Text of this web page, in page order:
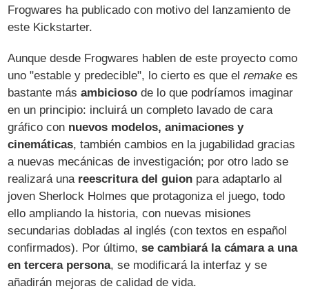
Frogwares ha publicado con motivo del lanzamiento de
este Kickstarter.
Aunque desde Frogwares hablen de este proyecto como
uno "estable y predecible", lo cierto es que elremake es
bastante másambicioso de lo que podríamos imaginar
en un principio: incluirá un completo lavado de cara
gráfico con nuevos modelos, animaciones y
cinemáticas, también cambios en la jugabilidad gracias
a nuevas mecánicas de investigación; por otro lado se
realizará una reescritura del guion para adaptarlo al
joven Sherlock Holmes que protagoniza el juego, todo
ello ampliando la historia, con nuevas misiones
secundarias dobladas al inglés (con textos en español
confirmados). Por último,se cambiará la cámara a una
en tercera persona, se modificará la interfaz y se
añadirán mejoras de calidad de vida.